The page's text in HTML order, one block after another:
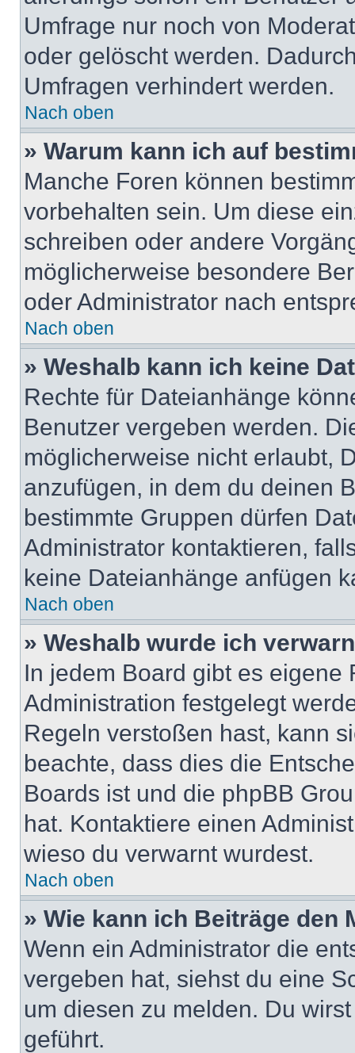
Umfrage nur noch von
oder gelöscht werden.
Umfragen verhindert werden.
Nach oben
» Warum kann ich auf
Manche Foren können
vorbehalten sein. Um diese
schreiben oder andere
möglicherweise besondere
oder Administrator nach
Nach oben
» Weshalb kann ich keine
Rechte für Dateianhänge
Benutzer vergeben werden.
möglicherweise nicht erlaubt,
anzufügen, in dem du deinen
bestimmte Gruppen dürfen
Administrator kontaktieren,
keine Dateianhänge anfügen
Nach oben
» Weshalb wurde ich
In jedem Board gibt es
Administration festgelegt
Regeln verstoßen hast, kann
beachte, dass dies die
Boards ist und die phpBB
hat. Kontaktiere einen
wieso du verwarnt wurdest.
Nach oben
» Wie kann ich Beiträge den
Wenn ein Administrator die
vergeben hat, siehst du eine
um diesen zu melden. Du
geführt.